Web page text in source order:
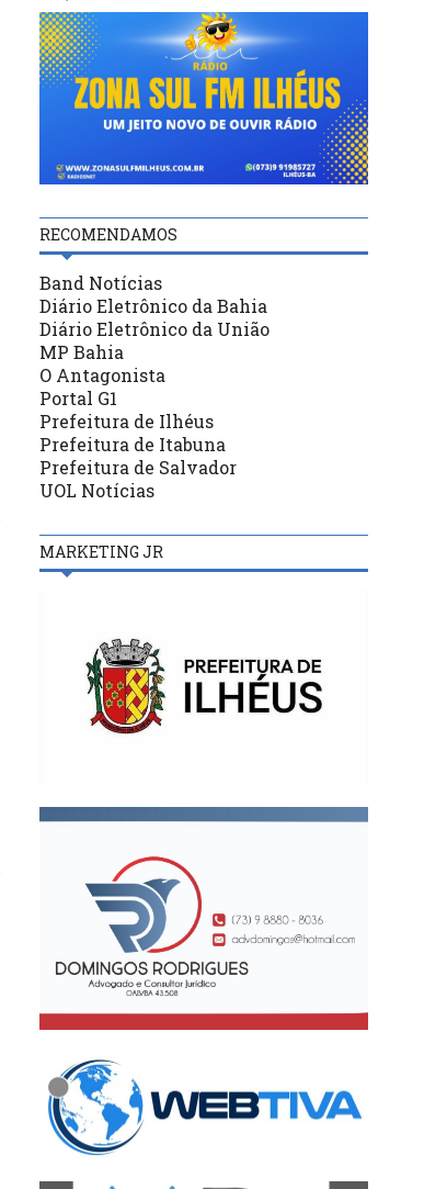
BASTIDORES
06/07/21
BASTIDORES
RECOMENDAMOS
Band Notícias
Diário Eletrônico da Bahia
Diário Eletrônico da União
MP Bahia
O Antagonista
Portal G1
Prefeitura de Ilhéus
Prefeitura de Itabuna
Prefeitura de Salvador
UOL Notícias
MARKETING JR